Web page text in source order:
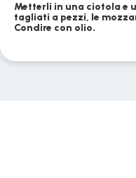
Metterli in una ciotola e
tagliati a pezzi, le
Condire con olio.